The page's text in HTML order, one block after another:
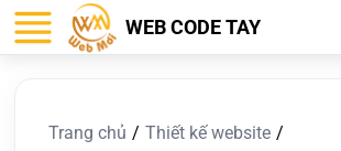
WEB CODE TAY
Trang chủ
Thiết kế website